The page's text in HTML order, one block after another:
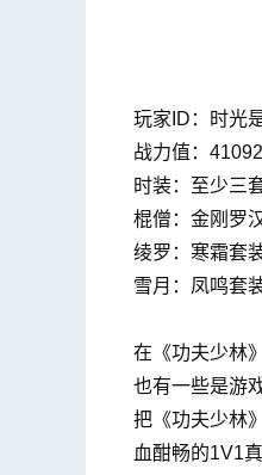
玩家ID：时光
战力值：
时装：至少三
棍僧：金刚罗
绫罗：寒霜套
雪月：凤鸣套
在《功夫少林
也有一些是游
把《功夫少林
血酣畅的1V1